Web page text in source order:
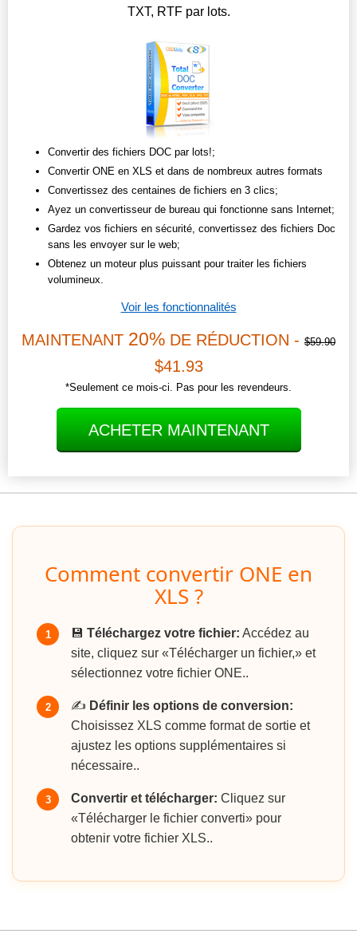
TXT, RTF par lots.
Convertir des fichiers DOC par lots!;
Convertir ONE en XLS et dans de nombreux autres formats
Convertissez des centaines de fichiers en 3 clics;
Ayez un convertisseur de bureau qui fonctionne sans Internet;
Gardez vos fichiers en sécurité, convertissez des fichiers Doc
sans les envoyer sur le web;
Obtenez un moteur plus puissant pour traiter les fichiers
volumineux.
Voir les fonctionnalités
MAINTENANT 20% DE RÉDUCTION - $59.90
$41.93
*Seulement ce mois-ci. Pas pour les revendeurs.
ACHETER MAINTENANT
Comment convertir ONE en
XLS ?
1 💾 Téléchargez votre fichier: Accédez au
site, cliquez sur «Télécharger un fichier,» et
sélectionnez votre fichier ONE..
2 ✍️ Définir les options de conversion:
Choisissez XLS comme format de sortie et
ajustez les options supplémentaires si
nécessaire..
3 Convertir et télécharger: Cliquez sur
«Télécharger le fichier converti» pour
obtenir votre fichier XLS..